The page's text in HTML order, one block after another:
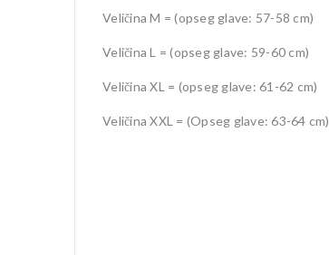
Veličina M = (opseg glave: 57-58 cm)
Veličina L = (opseg glave: 59-60 cm)
Veličina XL = (opseg glave: 61-62 cm)
Veličina XXL = (Opseg glave: 63-64 cm)